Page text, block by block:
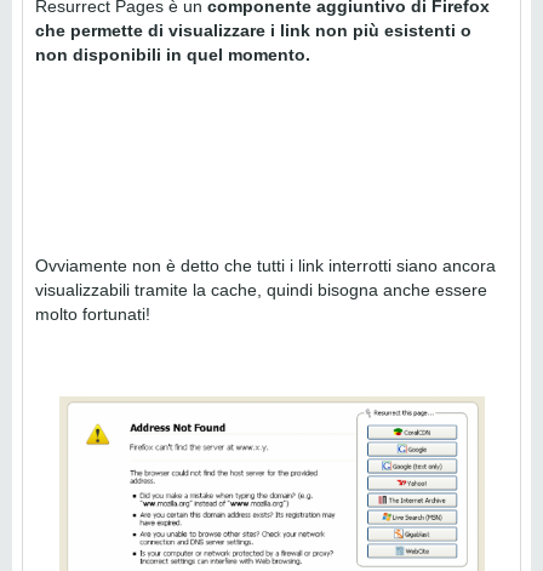
Resurrect Pages è un componente aggiuntivo di Firefox
che permette di visualizzare i link non più esistenti o
non disponibili in quel momento.
Ovviamente non è detto che tutti i link interrotti siano ancora
visualizzabili tramite la cache, quindi bisogna anche essere
molto fortunati!